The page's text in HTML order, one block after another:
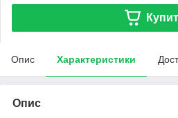
Опис Характеристики
Опис